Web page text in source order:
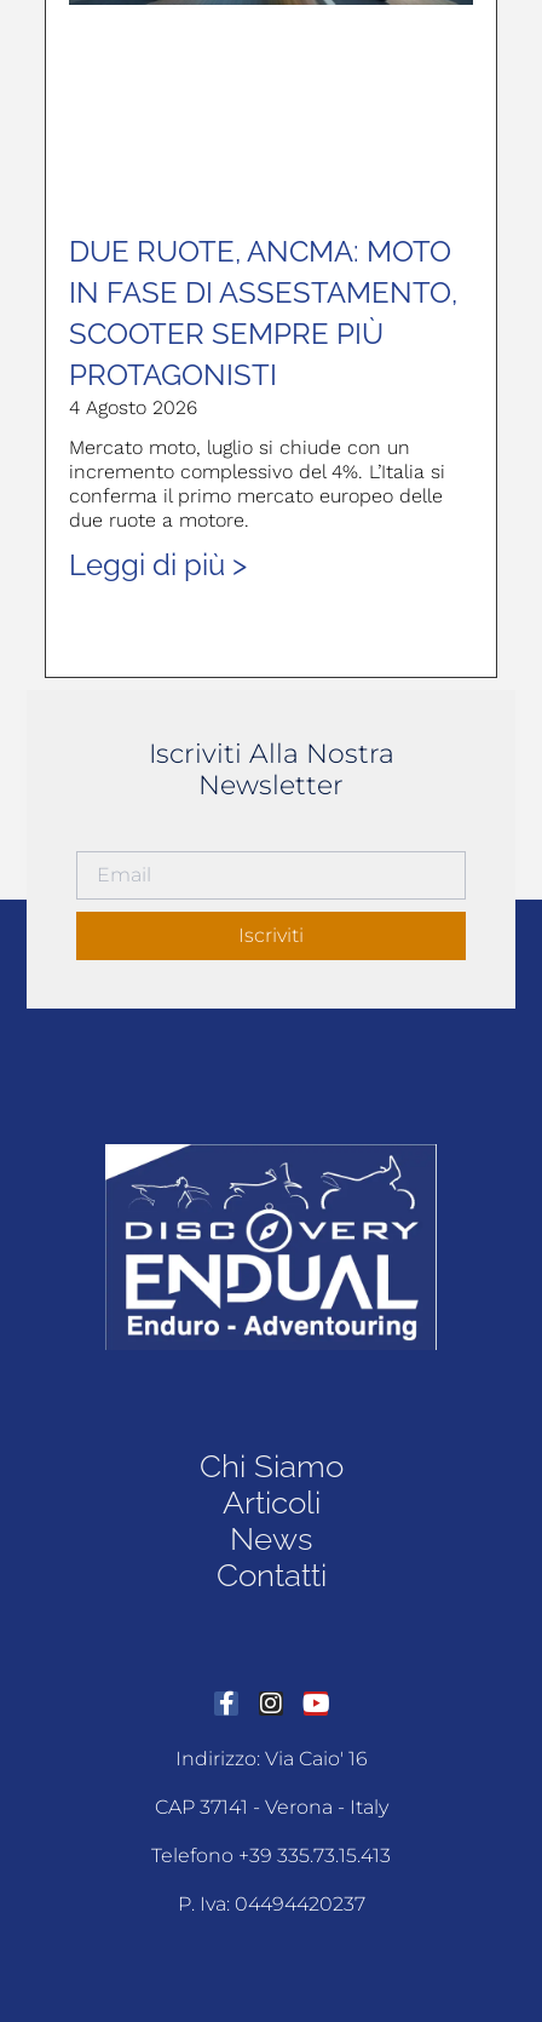
DUE RUOTE, ANCMA: MOTO
IN FASE DI ASSESTAMENTO,
SCOOTER SEMPRE PIÙ
PROTAGONISTI
4 Agosto 2026
Mercato moto, luglio si chiude con un
incremento complessivo del 4%. L’Italia si
conferma il primo mercato europeo delle
due ruote a motore.
Leggi di più >
Iscriviti Alla Nostra
Newsletter
Iscriviti
Chi Siamo
Articoli
News
Contatti
Indirizzo: Via Caio' 16
CAP 37141 - Verona - Italy
Telefono +39 335.73.15.413
P. Iva: 04494420237